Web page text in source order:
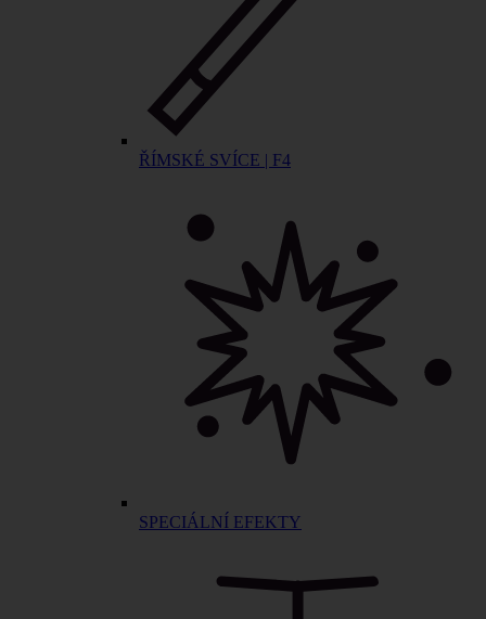
ŘÍMSKÉ SVÍCE | F4
SPECIÁLNÍ EFEKTY